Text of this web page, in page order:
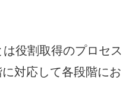
役割取得のプロセス
対応して各段階にお